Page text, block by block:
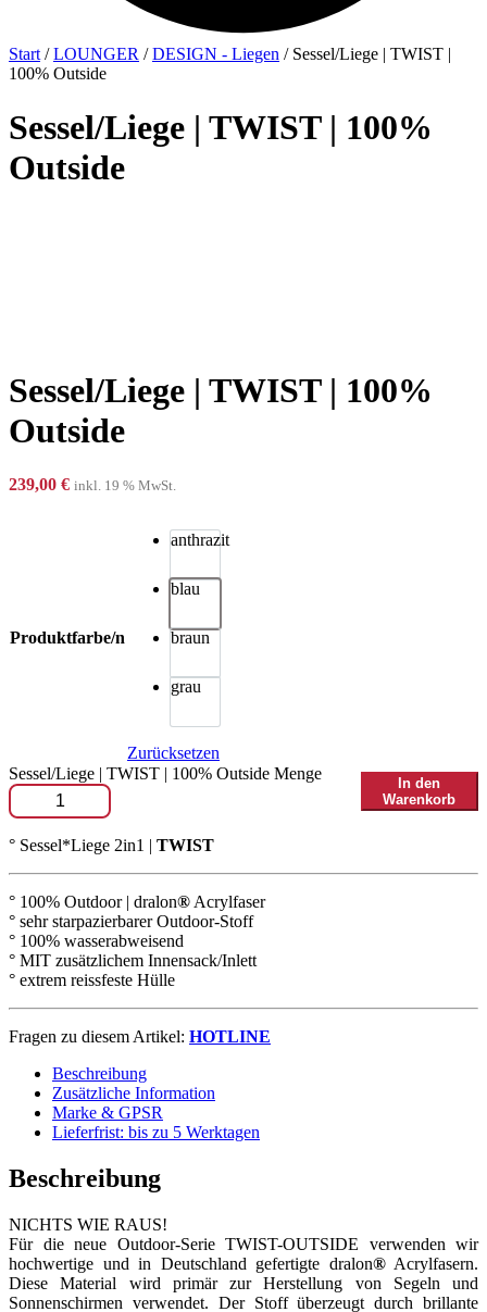
Start /LOUNGER /DESIGN - Liegen / Sessel/Liege | TWIST |
100% Outside
Sessel/Liege | TWIST | 100%
Outside
Sessel/Liege | TWIST | 100%
Outside
239,00 € inkl. 19 % MwSt.
Produktfarbe/n
anthrazit
blau
braun
grau
Zurücksetzen
Sessel/Liege | TWIST | 100% Outside Menge
In den
Warenkorb
° Sessel*Liege 2in1 | TWIST
° 100% Outdoor | dralon® Acrylfaser
° sehr starpazierbarer Outdoor-Stoff
° 100% wasserabweisend
° MIT zusätzlichem Innensack/Inlett
° extrem reissfeste Hülle
Fragen zu diesem Artikel: HOTLINE
Beschreibung
Zusätzliche Information
Marke & GPSR
Lieferfrist: bis zu 5 Werktagen
Beschreibung
NICHTS WIE RAUS!
Für die neue Outdoor-Serie TWIST-OUTSIDE verwenden wir
hochwertige und in Deutschland gefertigte dralon®Acrylfasern.
Diese Material wird primär zur Herstellung von Segeln und
Sonnenschirmen verwendet. Der Stoff überzeugt durch brillante